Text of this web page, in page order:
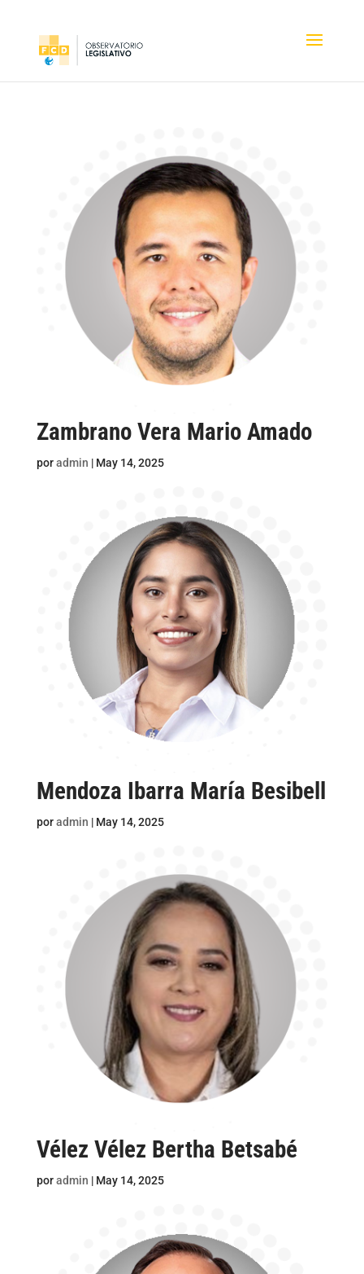
Zambrano Vera Mario Amado
poradmin | May 14, 2025
Mendoza Ibarra María Besibell
poradmin | May 14, 2025
Vélez Vélez Bertha Betsabé
poradmin | May 14, 2025